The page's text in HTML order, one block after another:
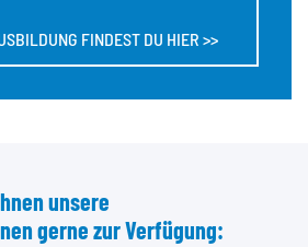
FINDEST DU HIER >>
unsere
gerne zur Verfügung: